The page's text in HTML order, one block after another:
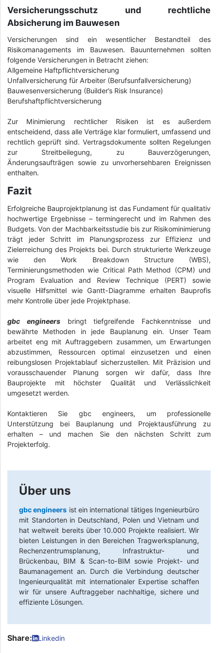
Versicherungsschutz und rechtliche
Absicherung im Bauwesen
Versicherungen sind ein wesentlicher Bestandteil des
Risikomanagements im Bauwesen. Bauunternehmen sollten
folgende Versicherungen in Betracht ziehen:
Allgemeine Haftpflichtversicherung
Unfallversicherung für Arbeiter (Berufsunfallversicherung)
Bauwesenversicherung (Builder’s Risk Insurance)
Berufshaftpflichtversicherung
Zur Minimierung rechtlicher Risiken ist es außerdem
entscheidend, dass alle Verträge klar formuliert, umfassend und
rechtlich geprüft sind. Vertragsdokumente sollten Regelungen
zur Streitbeilegung, zu Bauverzögerungen,
Änderungsaufträgen sowie zu unvorhersehbaren Ereignissen
enthalten.
Fazit
Erfolgreiche Bauprojektplanung ist das Fundament für qualitativ
hochwertige Ergebnisse – termingerecht und im Rahmen des
Budgets. Von der Machbarkeitsstudie bis zur Risikominimierung
trägt jeder Schritt im Planungsprozess zur Effizienz und
Zielerreichung des Projekts bei. Durch strukturierte Werkzeuge
wie den Work Breakdown Structure (WBS),
Terminierungsmethoden wie Critical Path Method (CPM) und
Program Evaluation and Review Technique (PERT) sowie
visuelle Hilfsmittel wie Gantt-Diagramme erhalten Bauprofis
mehr Kontrolle über jede Projektphase.
gbc engineersbringt tiefgreifende Fachkenntnisse und
bewährte Methoden in jede Bauplanung ein. Unser Team
arbeitet eng mit Auftraggebern zusammen, um Erwartungen
abzustimmen, Ressourcen optimal einzusetzen und einen
reibungslosen Projektablauf sicherzustellen. Mit Präzision und
vorausschauender Planung sorgen wir dafür, dass Ihre
Bauprojekte mit höchster Qualität und Verlässlichkeit
umgesetzt werden.
Kontaktieren Sie gbc engineers, um professionelle
Unterstützung bei Bauplanung und Projektausführung zu
erhalten – und machen Sie den nächsten Schritt zum
Projekterfolg.
Über uns
gbc engineers ist ein international tätiges Ingenieurbüro
mit Standorten in Deutschland, Polen und Vietnam und
hat weltweit bereits über 10.000 Projekte realisiert. Wir
bieten Leistungen in den Bereichen Tragwerksplanung,
Rechenzentrumsplanung, Infrastruktur- und
Brückenbau, BIM & Scan-to-BIM sowie Projekt- und
Baumanagement an. Durch die Verbindung deutscher
Ingenieurqualität mit internationaler Expertise schaffen
wir für unsere Auftraggeber nachhaltige, sichere und
effiziente Lösungen.
Share: Linkedin